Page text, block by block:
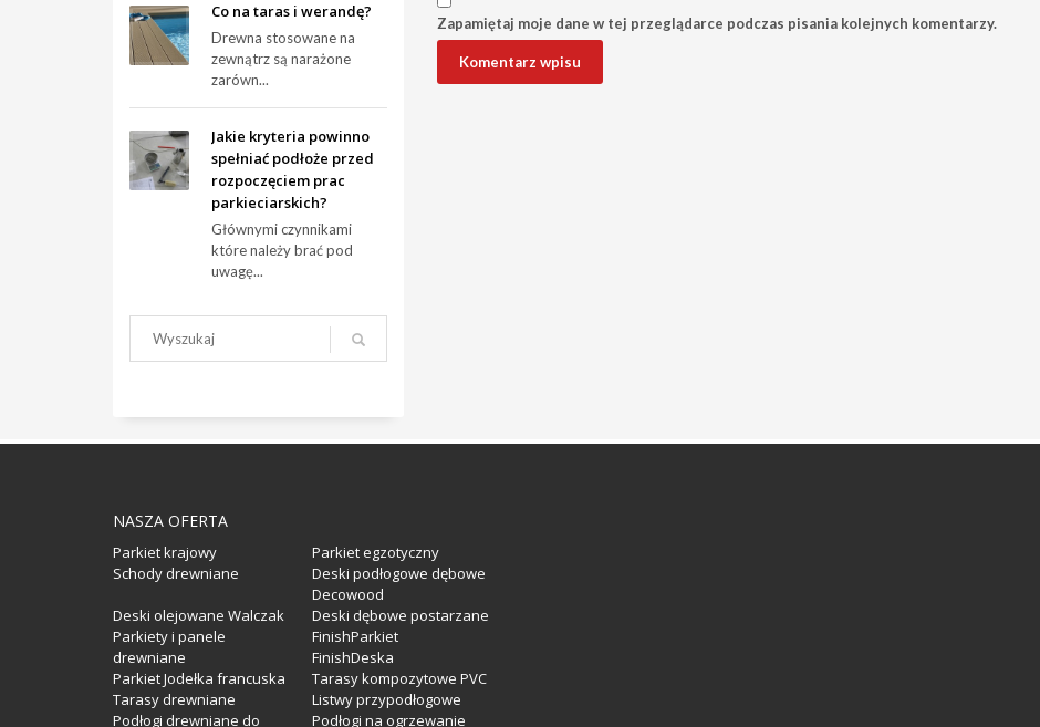
Zapamiętaj moje dane w tej przeglądarce podczas pisania kolejnych komentarzy.
Co na taras i werandę?
Drewna stosowane na
zewnątrz są narażone
zarówn...
Jakie kryteria powinno
spełniać podłoże przed
rozpoczęciem prac
parkieciarskich?
Głównymi czynnikami
które należy brać pod
uwagę...
NASZA OFERTA
Parkiet krajowy
Parkiet egzotyczny
Schody drewniane
Deski podłogowe dębowe
Decowood
Deski olejowane Walczak
Deski dębowe postarzane
Parkiety i panele
drewniane
FinishParkiet
FinishDeska
Parkiet Jodełka francuska
Tarasy kompozytowe PVC
Tarasy drewniane
Listwy przypodłogowe
Podłogi drewniane do
Podłogi na ogrzewanie